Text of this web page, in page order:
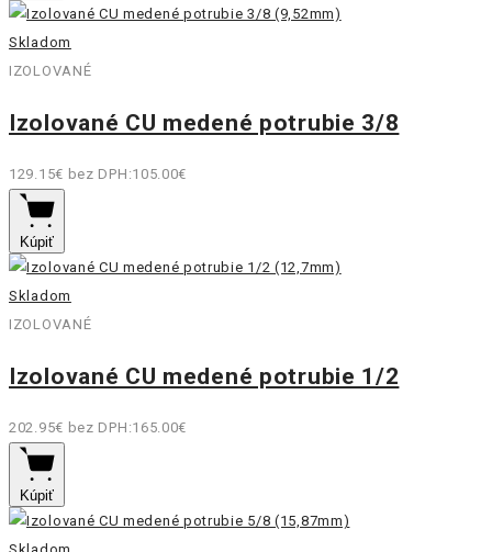
Skladom
IZOLOVANÉ
Izolované CU medené potrubie 3/8
129.15€ bez DPH:105.00€
Kúpiť
Skladom
IZOLOVANÉ
Izolované CU medené potrubie 1/2
202.95€ bez DPH:165.00€
Kúpiť